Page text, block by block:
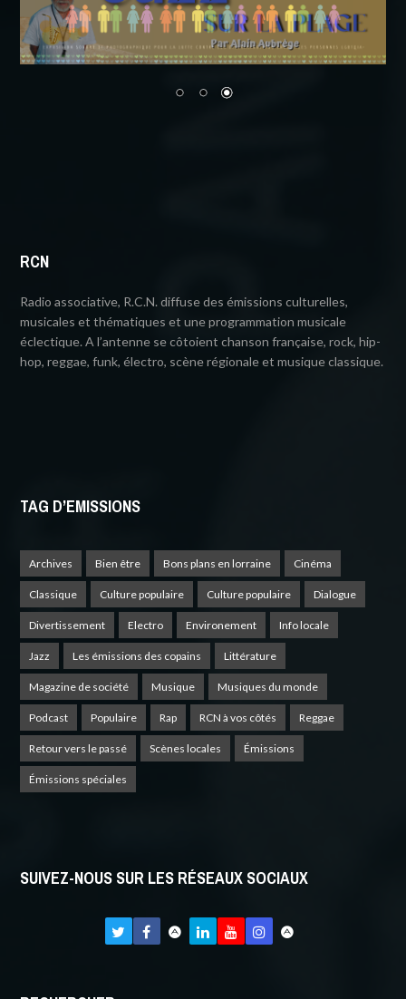
RCN
Radio associative, R.C.N. diffuse des émissions culturelles,
musicales et thématiques et une programmation musicale
éclectique. A l’antenne se côtoient chanson française, rock, hip-
hop, reggae, funk, électro, scène régionale et musique classique.
TAG D’EMISSIONS
Archives Bien être Bons plans en lorraine Cinéma
Classique Culture populaire Culture populaire Dialogue
Divertissement Electro Environement Info locale
Jazz Les émissions des copains Littérature
Magazine de société Musique Musiques du monde
Podcast Populaire Rap RCN à vos côtés Reggae
Retour vers le passé Scènes locales Émissions
Émissions spéciales
SUIVEZ-NOUS SUR LES RÉSEAUX SOCIAUX